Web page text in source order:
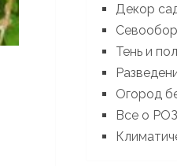
Декор
Тень и
Огород
Все о